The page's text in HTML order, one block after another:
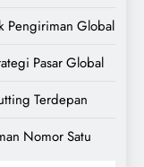
Pengiriman Global
Pasar Global
Terdepan
Nomor Satu